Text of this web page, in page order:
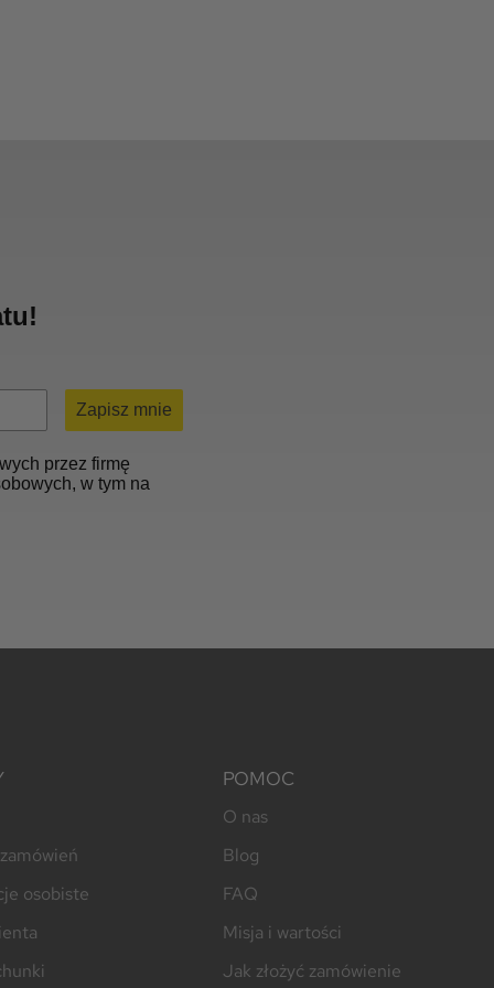
Zapisz mnie
przez firmę
w tym na
osobiste
POMOC
O nas
Blog
FAQ
Misja i wartości
Jak złożyć zamówienie